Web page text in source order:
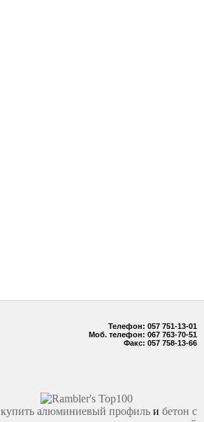
Телефон: 057 751-13-01
Моб. телефон: 067 763-70-51
Факс: 057 758-13-66
купить алюминиевый профиль и бетон с